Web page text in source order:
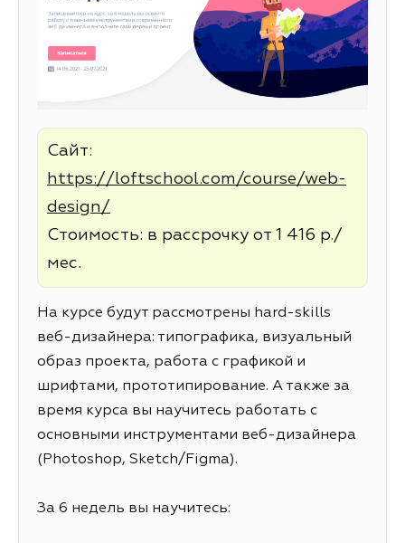
Сайт:
https://loftschool.com/course/web-
design/
Стоимость: в рассрочку от 1 416 р./
мес.
На курсе будут рассмотрены hard-skills
веб-дизайнера: типографика, визуальный
образ проекта, работа с графикой и
шрифтами, прототипирование. А также за
время курса вы научитесь работать с
основными инструментами веб-дизайнера
(Photoshop, Sketch/Figma).
За 6 недель вы научитесь: